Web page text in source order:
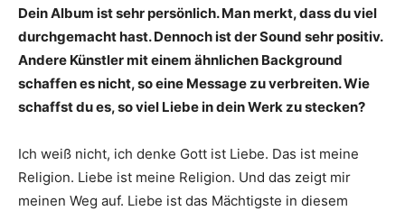
Dein Album ist sehr persönlich. Man merkt, dass du viel
durchgemacht hast. Dennoch ist der Sound sehr positiv.
Andere Künstler mit einem ähnlichen Background
schaffen es nicht, so eine Message zu verbreiten. Wie
schaffst du es, so viel Liebe in dein Werk zu stecken?
Ich weiß nicht, ich denke Gott ist Liebe. Das ist meine
Religion. Liebe ist meine Religion. Und das zeigt mir
meinen Weg auf. Liebe ist das Mächtigste in diesem